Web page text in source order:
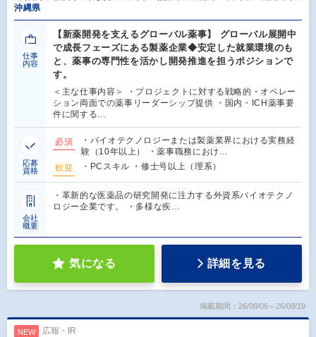
沖縄県
仕事
内容
【新薬開発を支えるグローバル薬事】 グローバル展開中
で成長フェーズにある製薬企業◆安定した就業環境のも
と、薬事の専門性を活かし開発推進を担うポジションで
す。
＜主な仕事内容＞ ・プロジェクトに対する戦略的・オペレー
ション両面での薬事リーダーシップ提供 ・国内・ICH薬事要
件に関する…
応募
資格
必須
・バイオテクノロジーまたは製薬業界における実務経
験（10年以上） ・薬事職務におけ…
歓迎
・PCスキル ・修士号以上（理系）
会社
概要
・革新的な医薬品の研究開発に注力する外資系バイオテクノ
ロジー企業です。 ・多様な疾…
気になる 詳細を見る
掲載期間：26/08/06～26/08/19
NEW 広報・IR